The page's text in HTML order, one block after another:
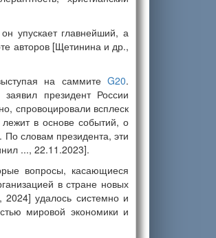
упускает главнейший, а
авторов [Щетинина и др.,
на саммите G20.
президент России
спровоцировали всплеск
в основе событий, о
. По словам президента, эти
..., 22.11.2023].
вопросы, касающиеся
в стране новых
2024] удалось системно и
мировой экономики и